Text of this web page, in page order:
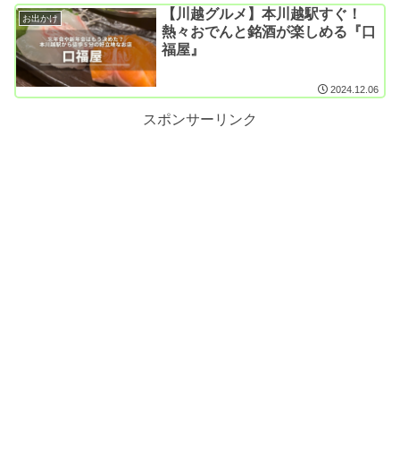
お出かけ
【川越グルメ】本川越駅すぐ！
熱々おでんと銘酒が楽しめる『口
福屋』
2024.12.06
スポンサーリンク